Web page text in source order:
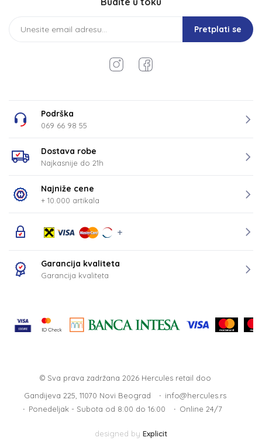
Pretplati se
Podrška
069 66 98 55
Dostava robe
Najkasnije do 21h
Najniže cene
+ 10.000 artikala
Garancija kvaliteta
Garancija kvaliteta
© Sva prava zadržana 2026Hercules retail doo
Gandijeva 225, 11070 Novi Beograd
info@hercules.rs
Ponedeljak - Subota od 8:00 do 16:00
Online 24/7
designed by Explicit